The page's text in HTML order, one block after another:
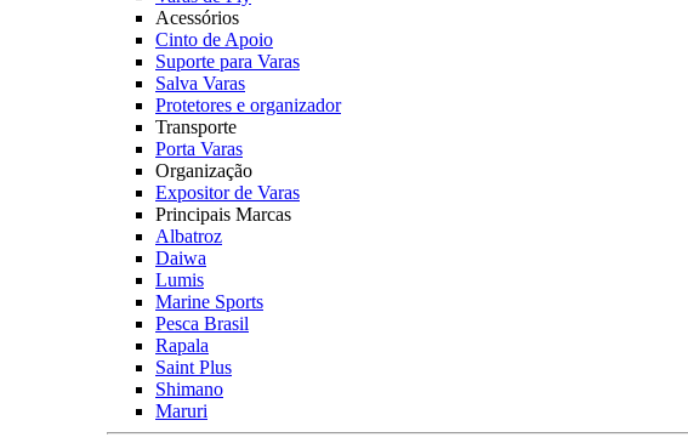
Acessórios
Cinto de Apoio
Suporte para Varas
Salva Varas
Protetores e organizador
Transporte
Porta Varas
Organização
Expositor de Varas
Principais Marcas
Albatroz
Daiwa
Lumis
Marine Sports
Pesca Brasil
Rapala
Saint Plus
Shimano
Maruri